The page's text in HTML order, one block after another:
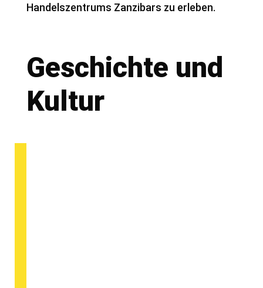
Handelszentrums Zanzibars zu erleben.
Geschichte und
Kultur